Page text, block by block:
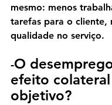
mesmo: menos
tarefas para o cliente,
qualidade no serviço.
-O
efeito
objetivo?